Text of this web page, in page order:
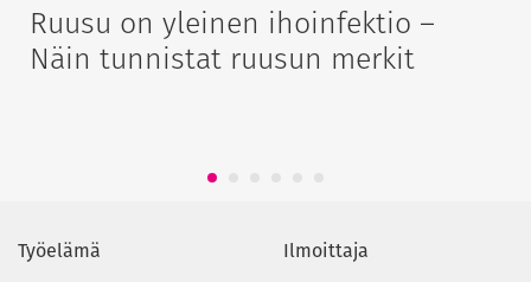
Ruusu on yleinen ihoinfektio –
Näin tunnistat ruusun merkit
1
Työelämä
Ilmoittaja